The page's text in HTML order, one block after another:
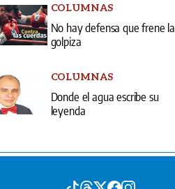
COLUMNAS
No hay defensa que frene la
golpiza
COLUMNAS
Donde el agua escribe su
leyenda